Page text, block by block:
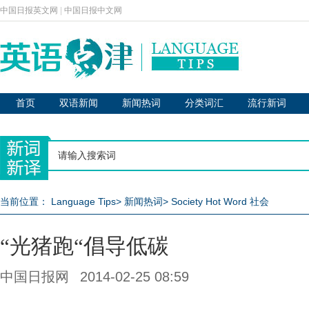
中国日报英文网 中国日报中文网
首页 双语新闻 新闻热词 分类词汇 流行新词
当前位置： Language Tips> 新闻热词> Society Hot Word 社会
“光猪跑“倡导低碳
中国日报网 2014-02-25 08:59